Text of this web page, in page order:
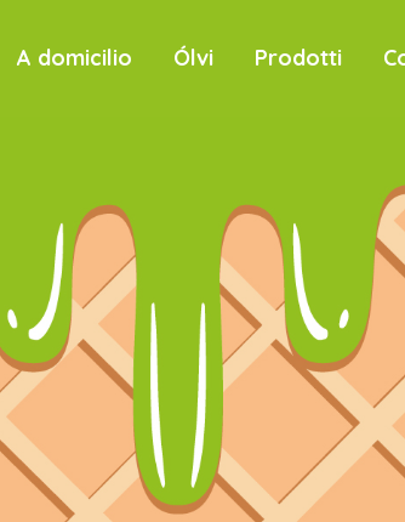
A domicilio Ólvi Prodotti